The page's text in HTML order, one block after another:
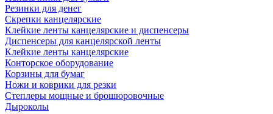
Резинки для денег
Скрепки канцелярские
Клейкие ленты канцелярские и диспенсеры
Диспенсеры для канцелярской ленты
Клейкие ленты канцелярские
Конторское оборудование
Корзины для бумаг
Ножи и коврики для резки
Степлеры мощные и брошюровочные
Дыроколы